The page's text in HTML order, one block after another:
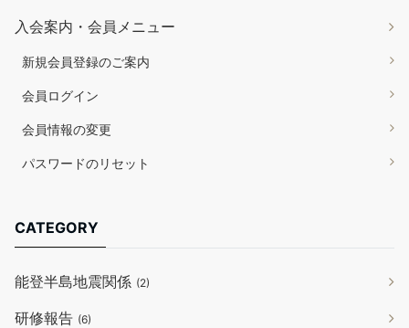
入会案内・会員メニュー
新規会員登録のご案内
会員ログイン
会員情報の変更
パスワードのリセット
CATEGORY
能登半島地震関係 (2)
研修報告 (6)